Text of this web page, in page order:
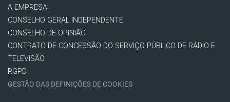
A EMPRESA
CONSELHO GERAL INDEPENDENTE
CONSELHO DE OPINIÃO
CONTRATO DE CONCESSÃO DO SERVIÇO PÚBLICO DE RÁDIO E
TELEVISÃO
RGPD
GESTÃO DAS DEFINIÇÕES DE COOKIES